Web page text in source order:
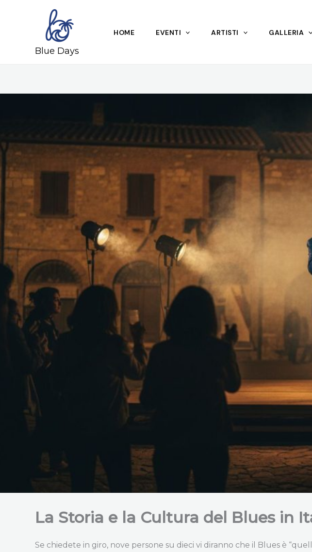
Blue Days
HOME EVENTI ARTISTI GALLERIA
La Storia e la Cultura del Blues in
Se chiedete in giro, nove persone su dieci vi diranno che il Blues è